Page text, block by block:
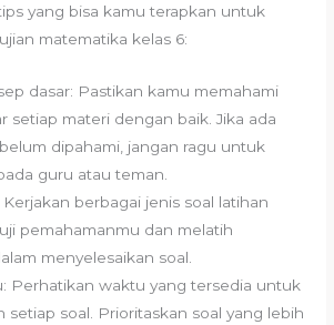
yang bisa kamu terapkan untuk
matematika kelas 6:
dasar: Pastikan kamu memahami
setiap materi dengan baik. Jika ada
dipahami, jangan ragu untuk
guru atau teman.
Kerjakan berbagai jenis soal latihan
pemahamanmu dan melatih
menyelesaikan soal.
Perhatikan waktu yang tersedia untuk
setiap soal. Prioritaskan soal yang lebih